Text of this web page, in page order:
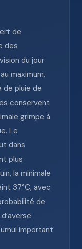
de
des
du jour
maximum,
de pluie de
conservent
grimpe à
Le
dans
plus
la minimale
37°C, avec
de
important